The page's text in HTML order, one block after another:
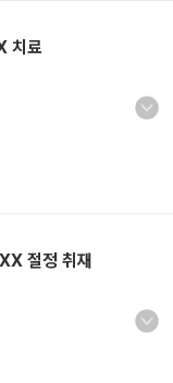
치료
절정 취재